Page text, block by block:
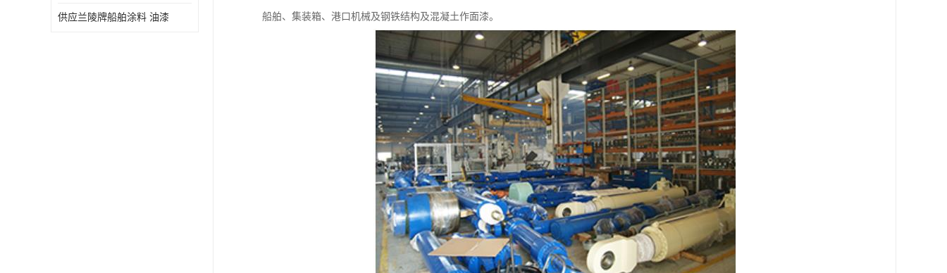
供应兰陵牌船舶涂料 油漆 船舶、集装箱、港口机械及钢铁结构及混凝土作面漆。